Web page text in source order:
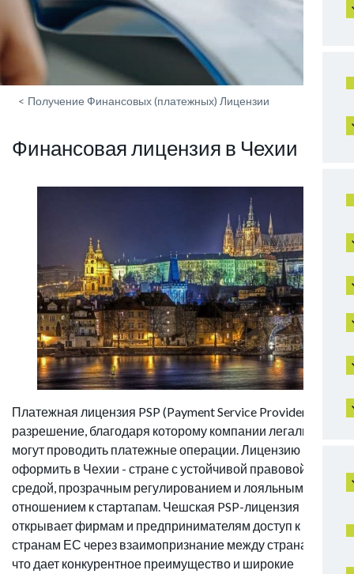
< Получение Финансовых (платежных) Лицензии
Финансовая лицензия в Чехии
Платежная лицензия PSP (Payment Service Provider) -
разрешение, благодаря которому компании легально
могут проводить платежные операции. Лицензию можно
оформить в Чехии - стране с устойчивой правовой
средой, прозрачным регулированием и лояльным
отношением к стартапам. Чешская PSP-лицензия
открывает фирмам и предпринимателям доступ к
странам ЕС через взаимопризнание между странами,
что дает конкурентное преимущество и широкие